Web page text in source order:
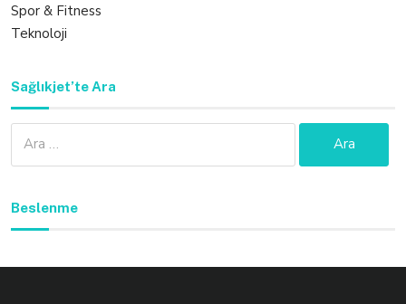
Spor & Fitness
Teknoloji
Sağlıkjet’te Ara
Arama:
Beslenme